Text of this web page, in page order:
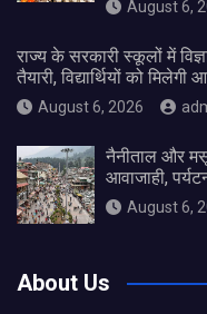
August 6,
राज्य के सरकारी स्कूलों में
तैयारी, विद्यार्थियों को
August 6, 2026
नैनीताल और
आवाजाही,
August 6,
About Us